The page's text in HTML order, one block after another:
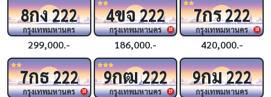
8กง222
กรุงเทพมหานคร
299,000.-
18
4ขจ222
กรุงเทพมหานคร
186,000.-
18
7กร222
กรุงเทพมหานคร
420,000.-
18
7กธ222
กรุงเทพมหานคร 19
9กฒ222
กรุงเทพมหานคร
9กม222
กรุงเทพมหานคร